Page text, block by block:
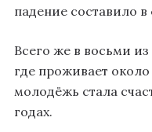
падение составило
Всего же в восьми
где проживает
молодёжь стала
годах.